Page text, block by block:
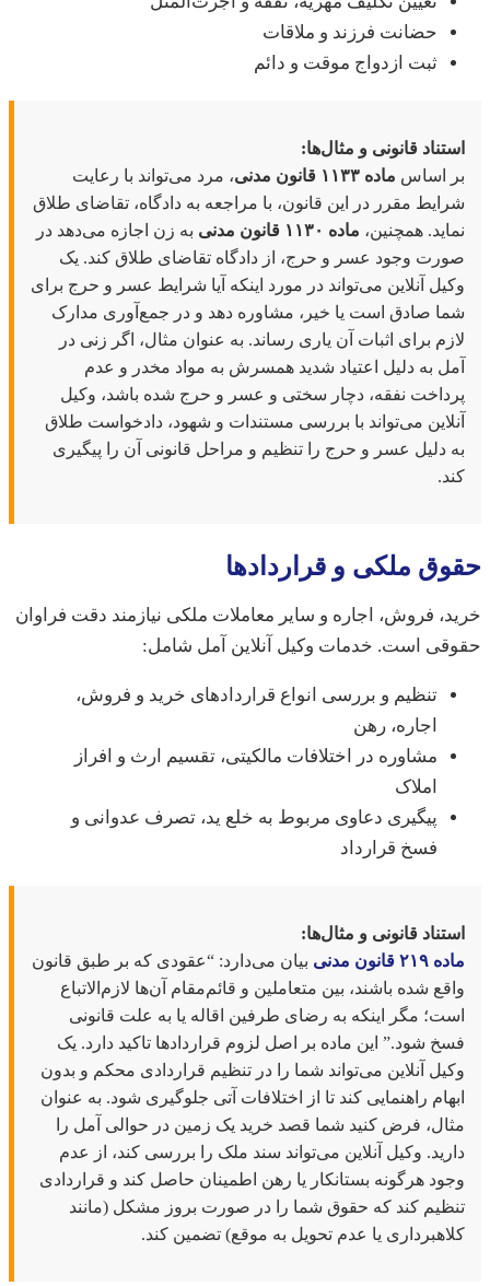
حضانت فرزند و ملاقات
ثبت ازدواج موقت و دائم
قانونی و مثال‌ها:
اساسماده ۱۱۳۳ قانون مدنی
، مرد می‌تواند با رعایت
مقرر در این قانون، با مراجعه به دادگاه، تقاضای طلاق
همچنین،ماده ۱۱۳۰ قانون مدنی
به زن اجازه می‌دهد در
وجود عسر و حرج، از دادگاه تقاضای طلاق کند. یک
آنلاین می‌تواند در مورد اینکه آیا شرایط عسر و حرج برای
صادق است یا خیر، مشاوره دهد و در جمع‌آوری مدارک
برای اثبات آن یاری رساند. به عنوان مثال، اگر زنی در
به دلیل اعتیاد شدید همسرش به مواد مخدر و عدم
نفقه، دچار سختی و عسر و حرج شده باشد، وکیل
می‌تواند با بررسی مستندات و شهود، دادخواست طلاق
دلیل عسر و حرج را تنظیم و مراحل قانونی آن را پیگیری
ملکی و قراردادها
فروش، اجاره و سایر معاملات ملکی نیازمند دقت فراوان
است. خدمات وکیل آنلاین آمل شامل:
تنظیم و بررسی انواع قراردادهای خرید و فروش،
اجاره، رهن
مشاوره در اختلافات مالکیتی، تقسیم ارث و افراز
املاک
پیگیری دعاوی مربوط به خلع ید، تصرف عدوانی و
فسخ قرارداد
قانونی و مثال‌ها:
بیان می‌دارد: “عقودی که بر طبق قانون
شده باشند، بین متعاملین و قائم‌مقام آن‌ها لازم‌الاتباع
مگر اینکه به رضای طرفین اقاله یا به علت قانونی
شود.” این ماده بر اصل لزوم قراردادها تاکید دارد. یک
آنلاین می‌تواند شما را در تنظیم قراردادی محکم و بدون
راهنمایی کند تا از اختلافات آتی جلوگیری شود. به عنوان
فرض کنید شما قصد خرید یک زمین در حوالی آمل را
وکیل آنلاین می‌تواند سند ملک را بررسی کند، از عدم
هرگونه بستانکار یا رهن اطمینان حاصل کند و قراردادی
کند که حقوق شما را در صورت بروز مشکل (مانند
یا عدم تحویل به موقع) تضمین کند.